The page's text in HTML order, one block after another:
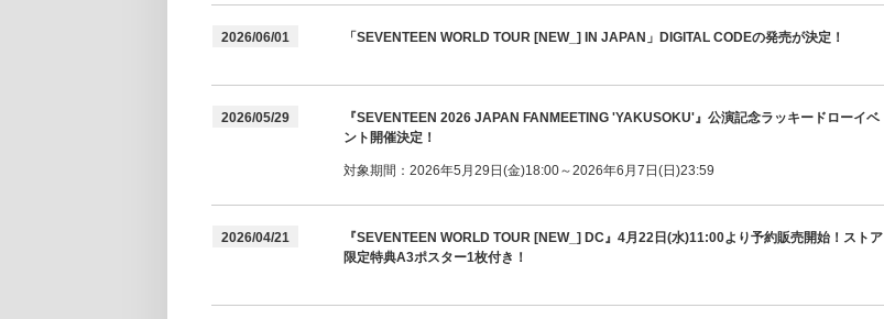
2026/06/01 「SEVENTEEN WORLD TOUR [NEW_] IN JAPAN」DIGITAL CODEの発売が決定！
2026/05/29
『SEVENTEEN 2026 JAPAN FANMEETING 'YAKUSOKU'』公演記念ラッキードローイベ
ント開催決定！
対象期間：2026年5月29日(金)18:00～2026年6月7日(日)23:59
2026/04/21
『SEVENTEEN WORLD TOUR [NEW_] DC』4月22日(水)11:00より予約販売開始！ストア
限定特典A3ポスター1枚付き！